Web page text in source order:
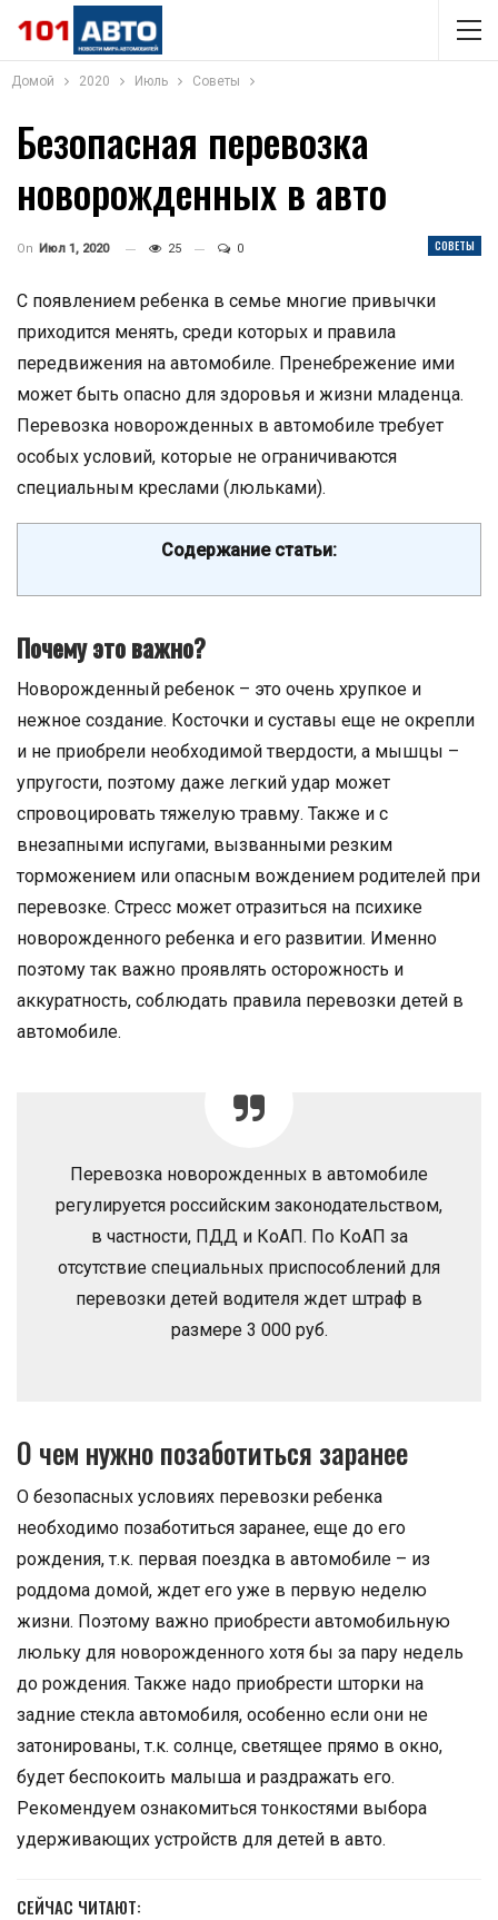
Домой 2020 Июль Советы
Безопасная перевозка
новорожденных в авто
СОВЕТЫ
On Июл 1, 2020 25 0
С появлением ребенка в семье многие привычки
приходится менять, среди которых и правила
передвижения на автомобиле. Пренебрежение ими
может быть опасно для здоровья и жизни младенца.
Перевозка новорожденных в автомобиле требует
особых условий, которые не ограничиваются
специальным креслами (люльками).
Содержание статьи:
Почему это важно?
Новорожденный ребенок – это очень хрупкое и
нежное создание. Косточки и суставы еще не окрепли
и не приобрели необходимой твердости, а мышцы –
упругости, поэтому даже легкий удар может
спровоцировать тяжелую травму. Также и с
внезапными испугами, вызванными резким
торможением или опасным вождением родителей при
перевозке. Стресс может отразиться на психике
новорожденного ребенка и его развитии. Именно
поэтому так важно проявлять осторожность и
аккуратность, соблюдать правила перевозки детей в
автомобиле.
Перевозка новорожденных в автомобиле
регулируется российским законодательством,
в частности, ПДД и КоАП. По КоАП за
отсутствие специальных приспособлений для
перевозки детей водителя ждет штраф в
размере 3 000 руб.
О чем нужно позаботиться заранее
О безопасных условиях перевозки ребенка
необходимо позаботиться заранее, еще до его
рождения, т.к. первая поездка в автомобиле – из
роддома домой, ждет его уже в первую неделю
жизни. Поэтому важно приобрести автомобильную
люльку для новорожденного хотя бы за пару недель
до рождения. Также надо приобрести шторки на
задние стекла автомобиля, особенно если они не
затонированы, т.к. солнце, светящее прямо в окно,
будет беспокоить малыша и раздражать его.
Рекомендуем ознакомиться тонкостями выбора
удерживающих устройств для детей в авто.
СЕЙЧАС ЧИТАЮТ: